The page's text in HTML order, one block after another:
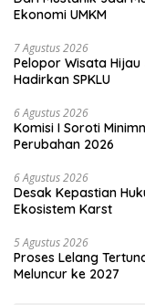
Ekonomi UMKM
7 Agustus 2026
Pelopor Wisata Hijau
Hadirkan SPKLU
6 Agustus 2026
Komisi I Soroti
Perubahan 2026
6 Agustus 2026
Desak Kepastian
Ekosistem Karst
5 Agustus 2026
Proses Lelang
Meluncur ke 2027